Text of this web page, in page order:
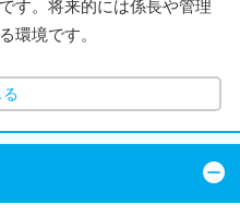
す。将来的には係長や管理
環境です。